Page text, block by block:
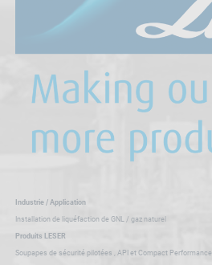
Industrie / Application
Installation de liquéfaction de GNL / gaz naturel
Produits LESER
Soupapes de sécurité pilotées , API et Compact Performance